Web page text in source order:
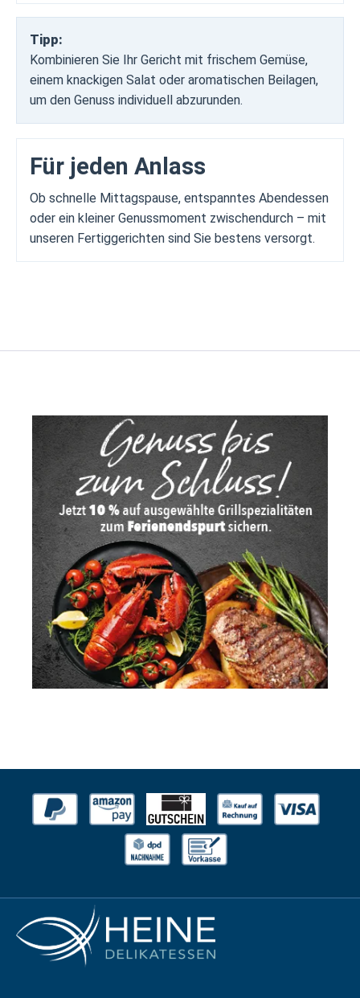
Tipp:
Kombinieren Sie Ihr Gericht mit frischem Gemüse,
einem knackigen Salat oder aromatischen Beilagen,
um den Genuss individuell abzurunden.
Für jeden Anlass
Ob schnelle Mittagspause, entspanntes Abendessen
oder ein kleiner Genussmoment zwischendurch – mit
unseren Fertiggerichten sind Sie bestens versorgt.